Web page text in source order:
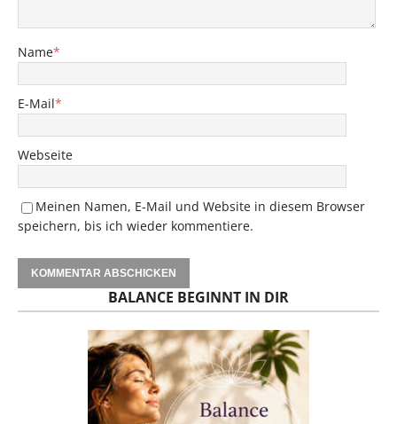
Name*
E-Mail*
Webseite
Meinen Namen, E-Mail und Website in diesem Browser
speichern, bis ich wieder kommentiere.
BALANCE BEGINNT IN DIR